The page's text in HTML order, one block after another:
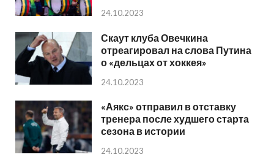
24.10.2023
Скаут клуба Овечкина
отреагировал на слова Путина
о «дельцах от хоккея»
24.10.2023
«Аякс» отправил в отставку
тренера после худшего старта
сезона в истории
24.10.2023